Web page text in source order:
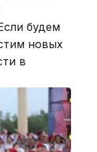
будем
новых
в